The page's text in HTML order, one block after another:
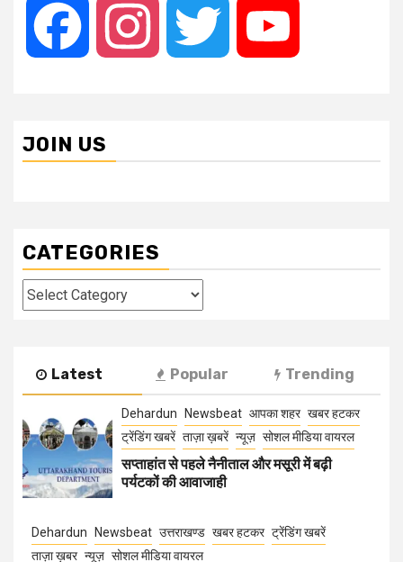
Facebook Instagram Twitter
JOIN US
CATEGORIES
Categories
Latest Popular Trending
Dehardun Newsbeat आपका शहर खबर हटकर
ट्रेंडिंग खबरें ताज़ा ख़बरें न्यूज़ सोशल मीडिया वायरल
सप्ताहांत से पहले नैनीताल और मसूरी में बढ़ी
पर्यटकों की आवाजाही
Dehardun Newsbeat उत्तराखण्ड खबर हटकर ट्रेंडिंग खबरें
ताज़ा ख़बर न्यूज़ सोशल मीडिया वायरल